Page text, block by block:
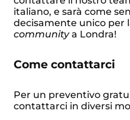
italiano, e sarà come
decisamente unico per
communitya Londra!
Come contattarci
Per un preventivo
contattarci in diversi